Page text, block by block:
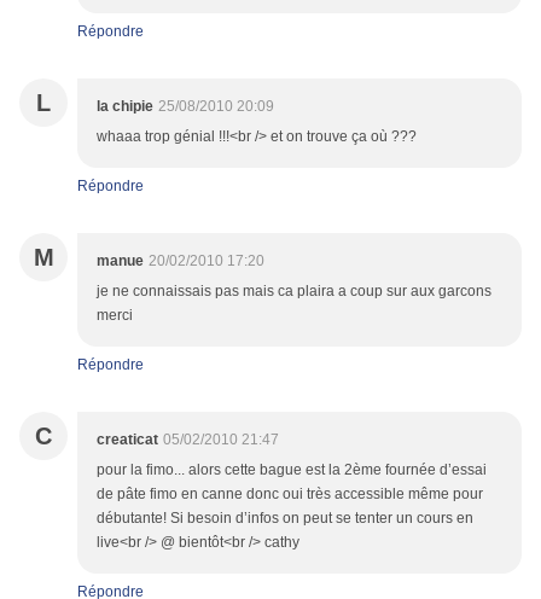
Répondre
L la chipie 25/08/2010 20:09
whaaa trop génial !!!<br /> et on trouve ça où ???
Répondre
M manue 20/02/2010 17:20
je ne connaissais pas mais ca plaira a coup sur aux garcons
merci
Répondre
C creaticat 05/02/2010 21:47
pour la fimo... alors cette bague est la 2ème fournée d’essai
de pâte fimo en canne donc oui très accessible même pour
débutante! Si besoin d’infos on peut se tenter un cours en
live<br /> @ bientôt<br /> cathy
Répondre